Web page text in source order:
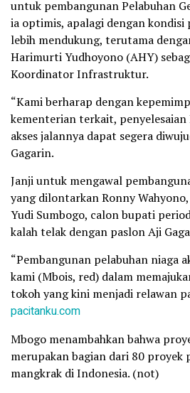
untuk pembangunan Pelabuhan
ia optimis, apalagi dengan
lebih mendukung, terutama
Harimurti Yudhoyono (AHY)
Koordinator Infrastruktur.
“Kami berharap dengan
kementerian terkait, penyelesaian
akses jalannya dapat segera
Gagarin.
Janji untuk mengawal
yang dilontarkan Ronny
Yudi Sumbogo, calon bupati
kalah telak dengan paslon Aji
“Pembangunan pelabuhan niaga
kami (Mbois, red) dalam
tokoh yang kini menjadi relawan
pacitanku.com
Mbogo menambahkan bahwa
merupakan bagian dari 80 proyek
mangkrak di Indonesia. (not)